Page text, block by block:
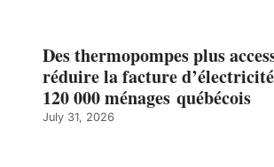
Des thermopompes plus
réduire la facture
120 000 ménages québécois
July 31, 2026